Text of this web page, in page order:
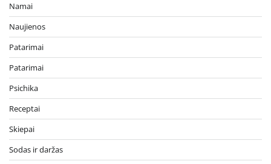
Namai
Naujienos
Patarimai
Patarimai
Psichika
Receptai
Skiepai
Sodas ir daržas